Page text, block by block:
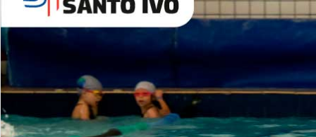
ALUNOS NOVOS
Entre em Contato